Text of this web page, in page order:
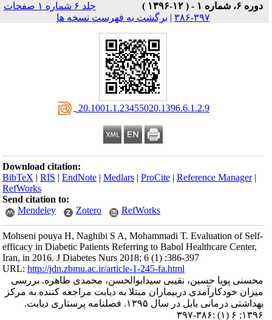
دوره ۶، شماره ۱ - ( ۱۲-۱۳۹۶ )
جلد ۶ شماره ۱ صفحات
۳۹۷-۳۸۶
| برگشت به فهرست نسخه ها
‎ 20.1001.1.23455020.1396.6.1.2.9
Download citation:
BibTeX |RIS |EndNote |Medlars |ProCite |Reference Manager
RefWorks
Send citation to:
Mendeley
Zotero RefWorks
Mohseni pouya H, Naghibi S A, Mohammadi T. Evaluation of Self-
efficacy in Diabetic Patients Referring to Babol Healthcare Center,
Iran, in 2016. J Diabetes Nurs 2018; 6 (1) :386-397
URL:http://jdn.zbmu.ac.ir/article-1-245-fa.html
محسنی پویا حسین، نقیبی سیدابوالحسن، محمدی طاهره. بررسی
میزان خودکارآمدی دربیماران مبتلا به دیابت مراجعه کننده به مرکز
بهداشتی درمانی بابل در سال ۱۳۹۵. فصلنامه پرستاری دیابت.
۱۳۹۶; ۶ (۱) :۳۸۶-۳۹۷